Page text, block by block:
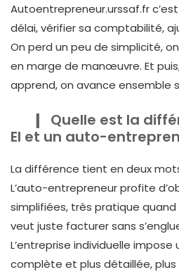
Autoentrepreneur.urssaf.fr
délai, vérifier sa comptabilité,
On perd un peu de simplicité,
en marge de manœuvre. Et
apprend, on avance ensemble
Quelle est la
EI et un auto-
La différence tient en deux
L’auto-entrepreneur profite
simplifiées, très pratique quand
veut juste facturer sans
L’entreprise individuelle
complète et plus détaillée, plus